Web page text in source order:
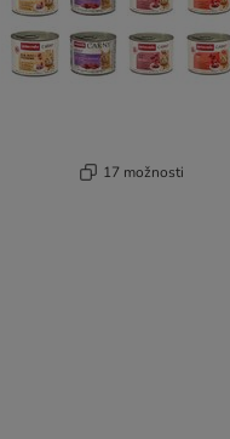
17 možnosti